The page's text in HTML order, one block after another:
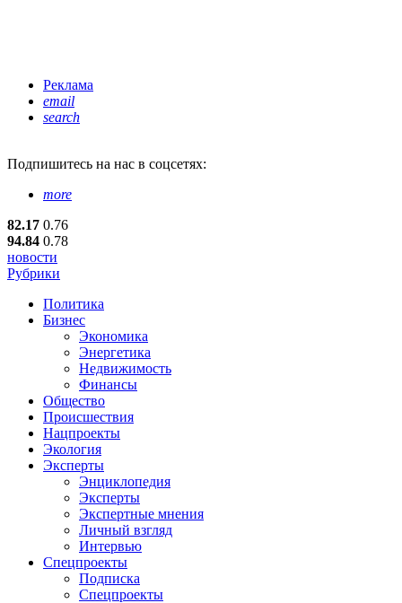
Реклама
email
search
Подпишитесь на нас в соцсетях:
more
82.17 0.76
94.84 0.78
новости
Рубрики
Политика
Бизнес
Экономика
Энергетика
Недвижимость
Финансы
Общество
Происшествия
Нацпроекты
Экология
Эксперты
Энциклопедия
Эксперты
Экспертные мнения
Личный взгляд
Интервью
Спецпроекты
Подписка
Спецпроекты